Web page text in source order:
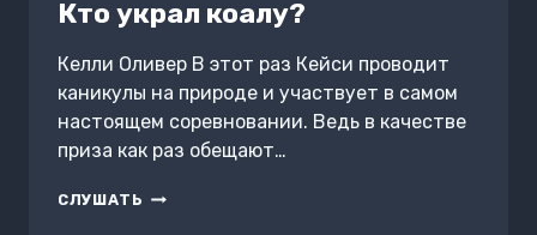
Кто украл коалу?
Келли Оливер В этот раз Кейси проводит
каникулы на природе и участвует в самом
настоящем соревновании. Ведь в качестве
приза как раз обещают…
СЛУШАТЬ КТО